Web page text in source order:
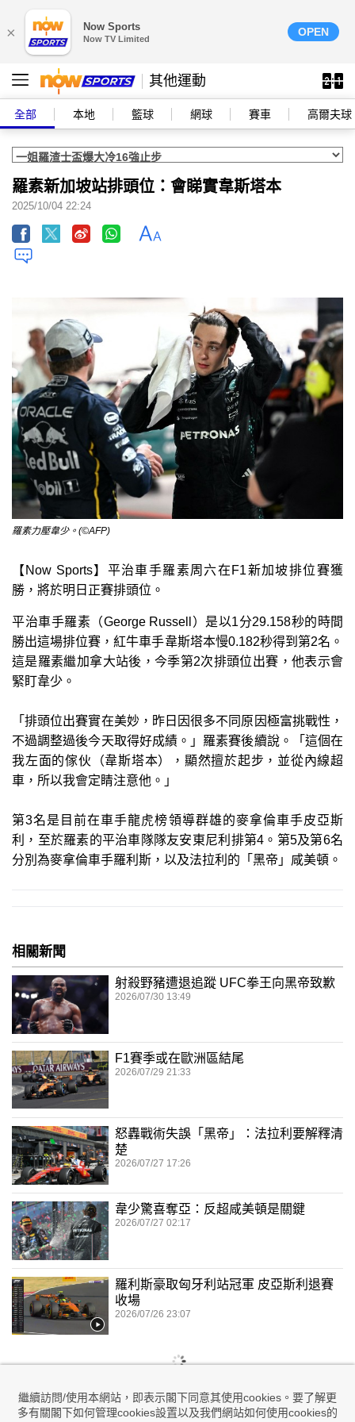
× Now Sports
Now TV Limited
OPEN
其他運動
繼續訪問/使用本網站，即表示閣下同意其使用cookies。要了解更
多有關閣下如何管理cookies設置以及我們網站如何使用cookies的
全部 本地 籃球 網球 賽車 高爾夫球
羅素新加坡站排頭位：會睇實韋斯塔本
2025/10/04 22:24
羅素力壓韋少。(©AFP)
【Now Sports】平治車手羅素周六在F1新加坡排位賽獲
勝，將於明日正賽排頭位。
平治車手羅素（George Russell）是以1分29.158秒的時間
勝出這場排位賽，紅牛車手韋斯塔本慢0.182秒得到第2名。
這是羅素繼加拿大站後，今季第2次排頭位出賽，他表示會
緊盯韋少。
「排頭位出賽實在美妙，昨日因很多不同原因極富挑戰性，
不過調整過後今天取得好成績。」羅素賽後續說。「這個在
我左面的傢伙（韋斯塔本），顯然擅於起步，並從內線超
車，所以我會定睛注意他。」
第3名是目前在車手龍虎榜領導群雄的麥拿倫車手皮亞斯
利，至於羅素的平治車隊隊友安東尼利排第4。第5及第6名
分別為麥拿倫車手羅利斯，以及法拉利的「黑帝」咸美頓。
相關新聞
射殺野豬遭退追蹤 UFC拳王向黑帝致歉
2026/07/30 13:49
F1賽季或在歐洲區結尾
2026/07/29 21:33
怒轟戰術失誤「黑帝」：法拉利要解釋清
楚
2026/07/27 17:26
韋少驚喜奪亞：反超咸美頓是關鍵
2026/07/27 02:17
羅利斯豪取匈牙利站冠軍 皮亞斯利退賽
收場
2026/07/26 23:07